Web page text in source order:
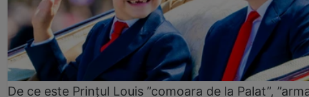
De ce este Prințul Louis ”comoara de la Palat”,